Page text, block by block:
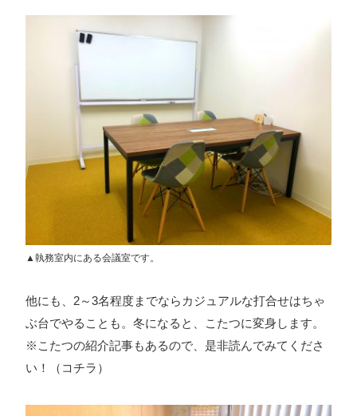
▲執務室内にある会議室です。
他にも、2～3名程度までならカジュアルな打合せはちゃ
ぶ台でやることも。冬になると、こたつに変身します。
※こたつの紹介記事もあるので、是非読んでみてくださ
い！（ コチラ ）